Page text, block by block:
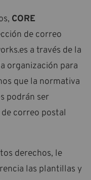
CORE
de correo
a través de la
organización para
que la normativa
podrán ser
correo postal
derechos, le
las plantillas y